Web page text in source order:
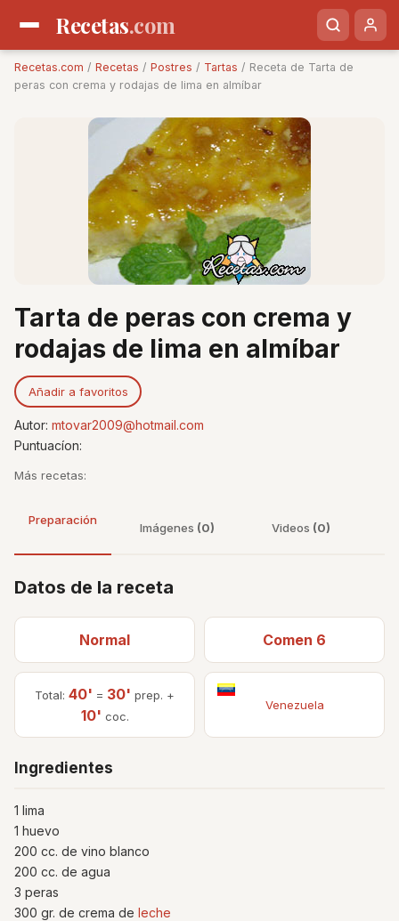
Recetas.com
Recetas.com / Recetas / Postres / Tartas / Receta de Tarta de
peras con crema y rodajas de lima en almíbar
Tarta de peras con crema y
rodajas de lima en almíbar
Añadir a favoritos
Autor: mtovar2009@hotmail.com
Puntuacíon:
Más recetas:
Preparación
Imágenes (0) Videos (0)
Datos de la receta
Normal Comen 6
Total: 40' = 30' prep. +
10' coc.
Venezuela
Ingredientes
1 lima
1 huevo
200 cc. de vino blanco
200 cc. de agua
3 peras
300 gr. de crema de leche